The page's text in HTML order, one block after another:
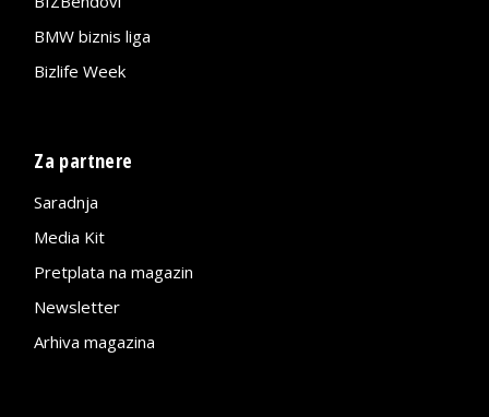
BMW biznis liga
Bizlife Week
Za partnere
Saradnja
Media Kit
Pretplata na magazin
Newsletter
Arhiva magazina